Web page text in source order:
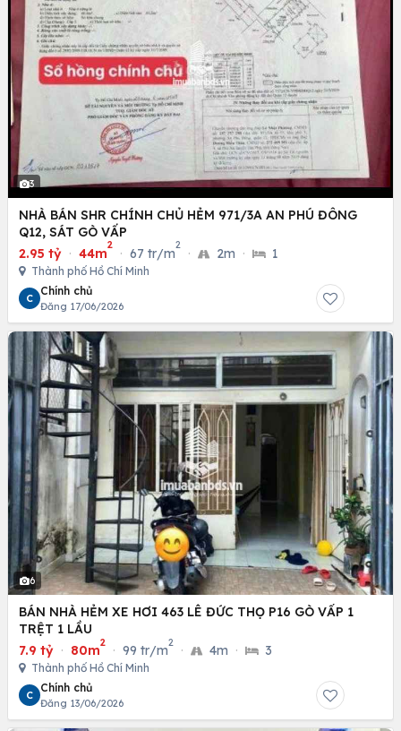
3
NHÀ BÁN SHR CHÍNH CHỦ HẺM 971/3A AN PHÚ ĐÔNG
Q12, SÁT GÒ VẤP
2.95 tỷ · 44m
2
· 67 tr/m
2
· 2m · 1
Thành phố Hồ Chí Minh
C
Chính chủ
Đăng 17/06/2026
6
BÁN NHÀ HẺM XE HƠI 463 LÊ ĐỨC THỌ P16 GÒ VẤP 1
TRỆT 1 LẦU
7.9 tỷ · 80m
2
· 99 tr/m
2
· 4m · 3
Thành phố Hồ Chí Minh
C
Chính chủ
Đăng 13/06/2026